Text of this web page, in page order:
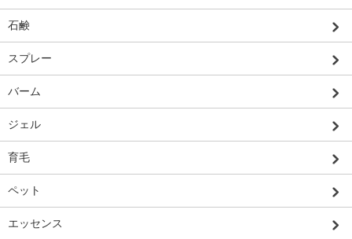
石鹸
スプレー
バーム
ジェル
育毛
ペット
エッセンス